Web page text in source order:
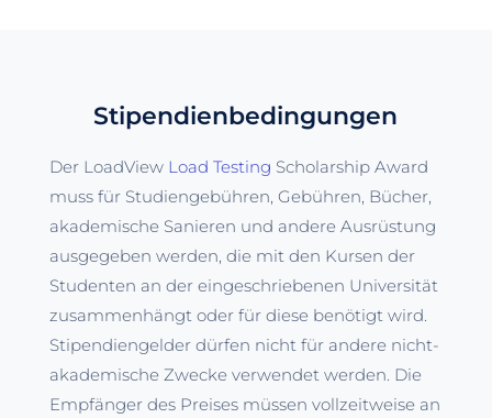
Stipendienbedingungen
Der LoadView Load Testing Scholarship Award
muss für Studiengebühren, Gebühren, Bücher,
akademische Sanieren und andere Ausrüstung
ausgegeben werden, die mit den Kursen der
Studenten an der eingeschriebenen Universität
zusammenhängt oder für diese benötigt wird.
Stipendiengelder dürfen nicht für andere nicht-
akademische Zwecke verwendet werden. Die
Empfänger des Preises müssen vollzeitweise an